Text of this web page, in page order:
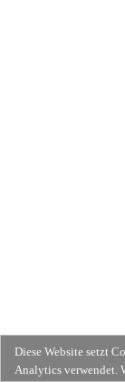
Diese Website setzt
Analytics verwendet.